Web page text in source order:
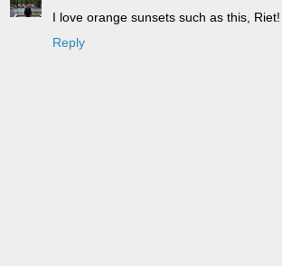
I love orange sunsets such as this, Riet!
Reply